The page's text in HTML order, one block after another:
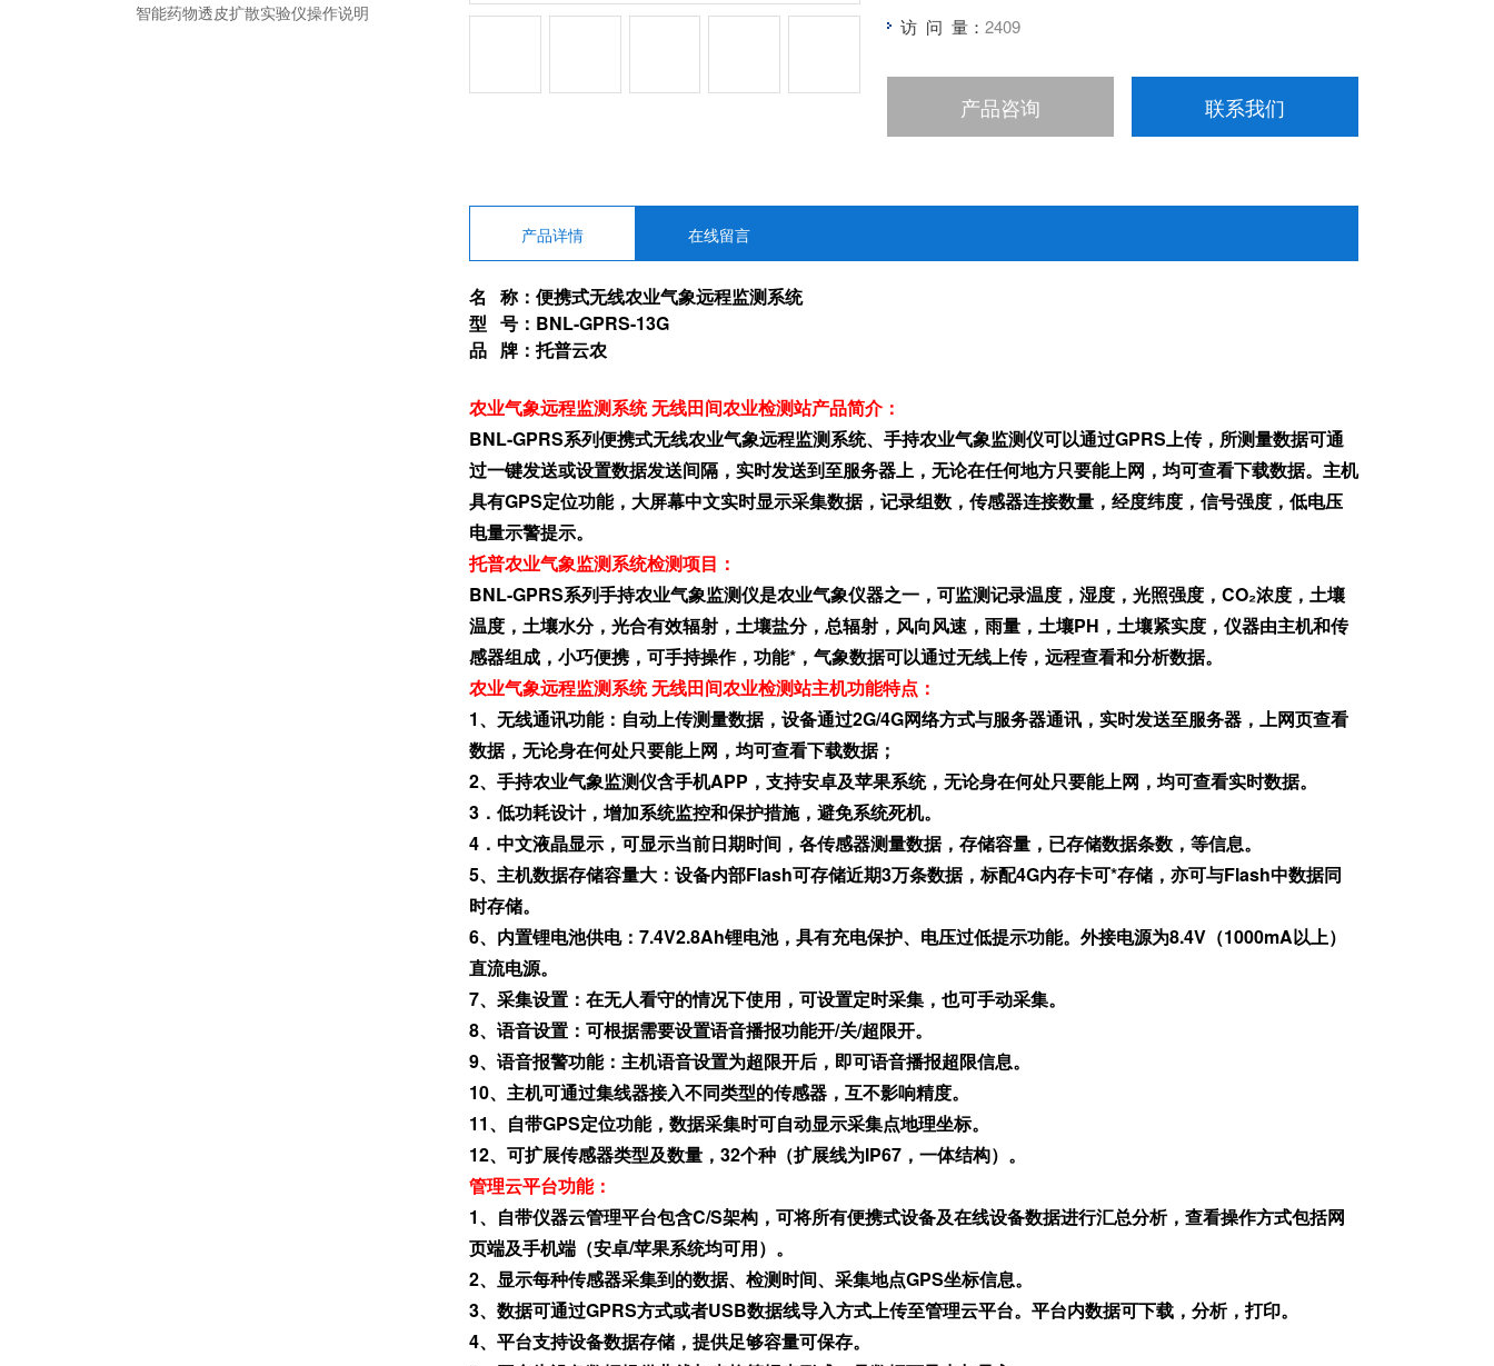
智能药物透皮扩散实验仪操作说明
访 问 量： 2409
产品咨询 联系我们
产品详情 在线留言
名 称：便携式无线农业气象远程监测系统
型 号：BNL-GPRS-13G
品 牌：托普云农
农业气象远程监测系统 无线田间农业检测站产品简介：
BNL-GPRS系列便携式无线农业气象远程监测系统、手持农业气象监测仪可以通过GPRS上传，所测量数据可通
过一键发送或设置数据发送间隔，实时发送到至服务器上，无论在任何地方只要能上网，均可查看下载数据。主机
具有GPS定位功能，大屏幕中文实时显示采集数据，记录组数，传感器连接数量，经度纬度，信号强度，低电压
电量示警提示。
托普农业气象监测系统检测项目：
BNL-GPRS系列手持农业气象监测仪是农业气象仪器之一，可监测记录温度，湿度，光照强度，CO₂浓度，土壤
温度，土壤水分，光合有效辐射，土壤盐分，总辐射，风向风速，雨量，土壤PH，土壤紧实度，仪器由主机和传
感器组成，小巧便携，可手持操作，功能*，气象数据可以通过无线上传，远程查看和分析数据。
农业气象远程监测系统 无线田间农业检测站主机功能特点：
1、无线通讯功能：自动上传测量数据，设备通过2G/4G网络方式与服务器通讯，实时发送至服务器，上网页查看
数据，无论身在何处只要能上网，均可查看下载数据；
2、手持农业气象监测仪含手机APP，支持安卓及苹果系统，无论身在何处只要能上网，均可查看实时数据。
3．低功耗设计，增加系统监控和保护措施，避免系统死机。
4．中文液晶显示，可显示当前日期时间，各传感器测量数据，存储容量，已存储数据条数，等信息。
5、主机数据存储容量大：设备内部Flash可存储近期3万条数据，标配4G内存卡可*存储，亦可与Flash中数据同
时存储。
6、内置锂电池供电：7.4V2.8Ah锂电池，具有充电保护、电压过低提示功能。外接电源为8.4V（1000mA以上）
直流电源。
7、采集设置：在无人看守的情况下使用，可设置定时采集，也可手动采集。
8、语音设置：可根据需要设置语音播报功能开/关/超限开。
9、语音报警功能：主机语音设置为超限开后，即可语音播报超限信息。
10、主机可通过集线器接入不同类型的传感器，互不影响精度。
11、自带GPS定位功能，数据采集时可自动显示采集点地理坐标。
12、可扩展传感器类型及数量，32个种（扩展线为IP67，一体结构）。
管理云平台功能：
1、自带仪器云管理平台包含C/S架构，可将所有便携式设备及在线设备数据进行汇总分析，查看操作方式包括网
页端及手机端（安卓/苹果系统均可用）。
2、显示每种传感器采集到的数据、检测时间、采集地点GPS坐标信息。
3、数据可通过GPRS方式或者USB数据线导入方式上传至管理云平台。平台内数据可下载，分析，打印。
4、平台支持设备数据存储，提供足够容量可保存。